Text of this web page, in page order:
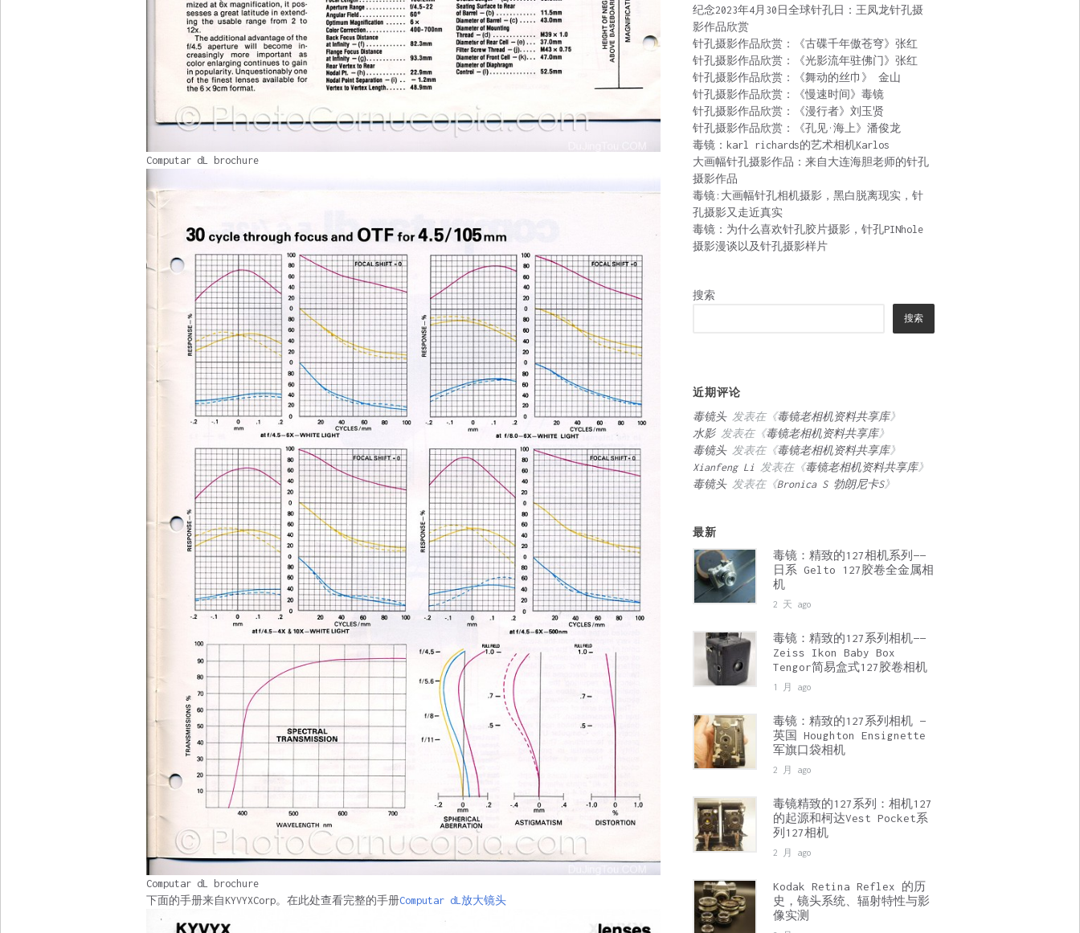
Computar dL brochure
Computar dL brochure
下面的手册来自KYVYXCorp。在此处查看完整的手册Computar dL放大镜头
纪念2023年4月30日全球针孔日：王凤龙针孔摄
影作品欣赏
针孔摄影作品欣赏：《古碟千年傲苍穹》张红
针孔摄影作品欣赏：《光影流年驻佛门》张红
针孔摄影作品欣赏：《舞动的丝巾》 金山
针孔摄影作品欣赏：《慢速时间》毒镜
针孔摄影作品欣赏：《漫行者》刘玉贤
针孔摄影作品欣赏：《孔见·海上》潘俊龙
毒镜：karl richards的艺术相机Karlos
大画幅针孔摄影作品：来自大连海胆老师的针孔
摄影作品
毒镜:大画幅针孔相机摄影，黑白脱离现实，针
孔摄影又走近真实
毒镜：为什么喜欢针孔胶片摄影，针孔PINhole
摄影漫谈以及针孔摄影样片
搜索
搜索
近期评论
毒镜头发表在《毒镜老相机资料共享库》
水影发表在《毒镜老相机资料共享库》
毒镜头发表在《毒镜老相机资料共享库》
Xianfeng Li 发表在《毒镜老相机资料共享库》
毒镜头发表在《Bronica S 勃朗尼卡S》
最新
毒镜：精致的127相机系列——
日系 Gelto 127胶卷全金属相
机
2 天 ago
毒镜：精致的127系列相机——
Zeiss Ikon Baby Box
Tengor简易盒式127胶卷相机
1 月 ago
毒镜：精致的127系列相机 —
英国 Houghton Ensignette
军旗口袋相机
2 月 ago
毒镜精致的127系列：相机127
的起源和柯达Vest Pocket系
列127相机
2 月 ago
Kodak Retina Reflex 的历
史，镜头系统、辐射特性与影
像实测